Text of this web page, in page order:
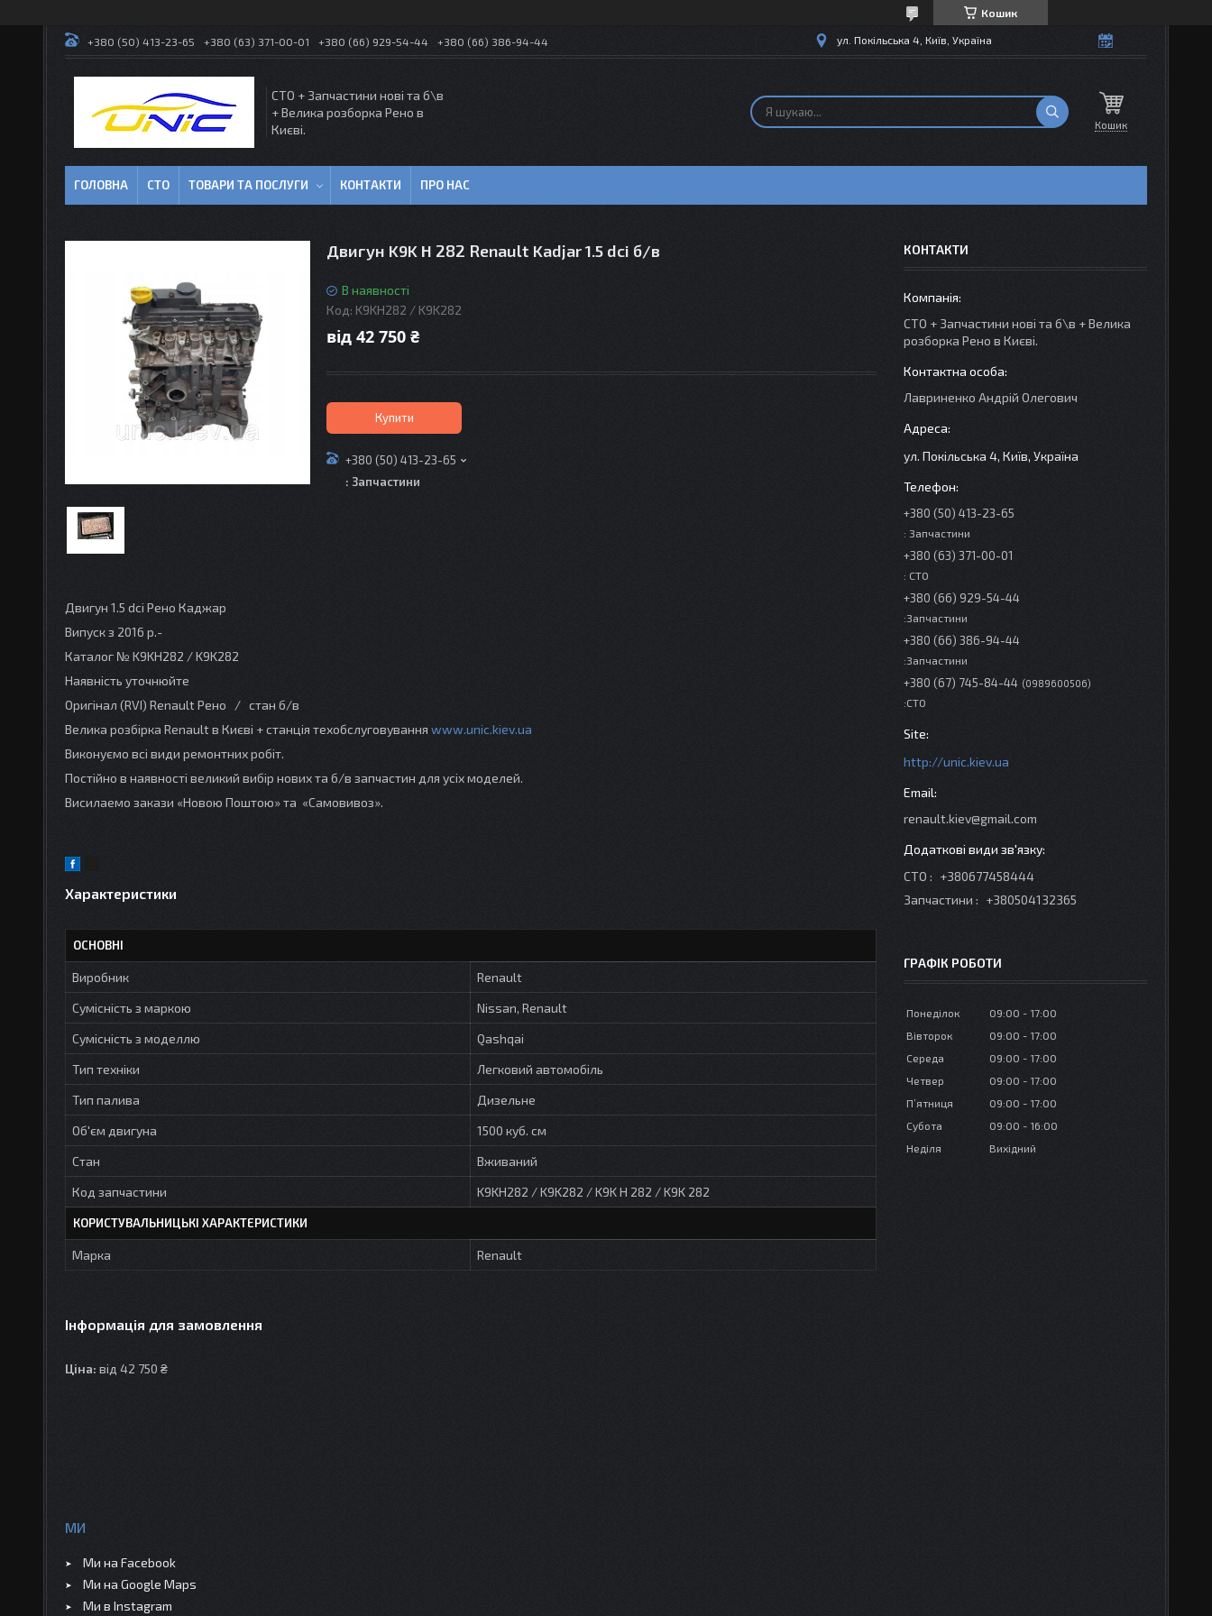
Кошик
+380 (50) 413-23-65 +380 (63) 371-00-01 +380 (66) 929-54-44 +380 (66) 386-94-44 ул. Покільська 4, Київ, Україна
СТО + Запчастини нові та б\в
+ Велика розборка Рено в
Києві.
Кошик
ГОЛОВНА СТО ТОВАРИ ТА ПОСЛУГИ КОНТАКТИ ПРО НАС
Двигун K9K H 282 Renault Kadjar 1.5 dci б/в
В наявності
Код: K9KH282 / K9K282
від 42 750 ₴
Купити
+380 (50) 413-23-65
: Запчастини
Двигун 1.5 dсi Рено Каджар
Випуск з 2016 р.-
Каталог № K9KH282 / K9K282
Наявність уточнюйте
Оригінал (RVI) Renault Рено / стан б/в
Велика розбірка Renault в Києві + станція техобслуговування www.unic.kiev.ua
Виконуємо всі види ремонтних робіт.
Постійно в наявності великий вибір нових та б/в запчастин для усіх моделей.
Висилаемо закази «Новою Поштою» та «Самовивоз».
Характеристики
ОСНОВНІ
Виробник
Renault
Сумісність з маркою
Nissan, Renault
Сумісність з моделлю
Qashqai
Тип техніки
Легковий автомобіль
Тип палива
Дизельне
Об'єм двигуна
1500 куб. см
Стан
Вживаний
Код запчастини
K9KH282 / K9K282 / K9K H 282 / K9K 282
КОРИСТУВАЛЬНИЦЬКІ ХАРАКТЕРИСТИКИ
Марка Renault
Інформація для замовлення
Ціна: від 42 750 ₴
КОНТАКТИ
СТО + Запчастини нові та б\в + Велика
розборка Рено в Києві.
Лавриненко Андрій Олегович
ул. Покільська 4, Київ, Україна
+380 (50) 413-23-65
: Запчастини
+380 (63) 371-00-01
: СТО
+380 (66) 929-54-44
:Запчастини
+380 (66) 386-94-44
:Запчастини
+380 (67) 745-84-44 0989600506
:СТО
http://unic.kiev.ua
renault.kiev@gmail.com
СТО
+380677458444
Запчастини
+380504132365
ГРАФІК РОБОТИ
Понеділок 09:00
17:00
Вівторок
09:00
17:00
Середа
09:00
17:00
Четвер
09:00
17:00
Пʼятниця
09:00
17:00
Субота
09:00
16:00
Неділя
Вихідний
МИ
Ми на Facebook
Ми на Google Maps
Ми в Instagram